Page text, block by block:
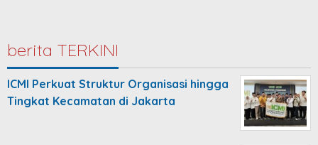
berita TERKINI
ICMI Perkuat Struktur Organisasi hingga
Tingkat Kecamatan di Jakarta